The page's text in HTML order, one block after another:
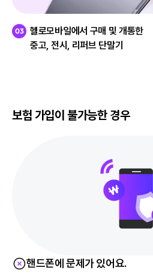
헬로모바일에서 구매 및 개통한
중고, 전시, 리퍼브 단말기
보험 가입이 불가능한 경우
핸드폰에 문제가 있어요.